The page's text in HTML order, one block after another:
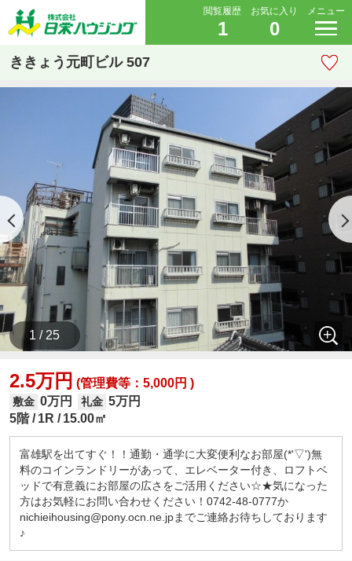
閲覧履歴
1
お気に入り
0
メニュー
ききょう元町ビル 507
1 / 25
2.5万円 (管理費等：5,000円 )
敷金 0万円 礼金 5万円
5階
1R 15.00㎡
富雄駅を出てすぐ！！通勤・通学に大変便利なお部屋(*'▽')無
料のコインランドリーがあって、エレベーター付き、ロフトベ
ッドで有意義にお部屋の広さをご活用ください☆★気になった
方はお気軽にお問い合わせください！0742-48-0777か
nichieihousing@pony.ocn.ne.jpまでご連絡お待ちしております
♪